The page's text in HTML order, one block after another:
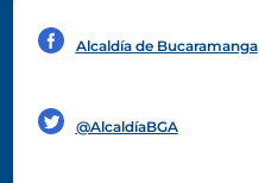
Alcaldía de Bucaramanga
@AlcaldíaBGA